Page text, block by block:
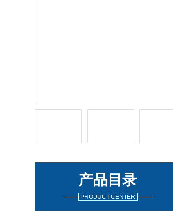
产品目录
PRODUCT CENTER